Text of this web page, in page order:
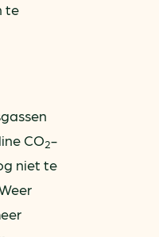
te
CO2-
niet te